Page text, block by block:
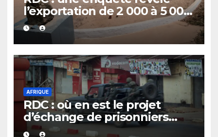
l’exportation de 2 000 à 5 000
tonnes d’uranium vers la
Chine avec le cobalt en 20
ans
AFRIQUE
RDC : où en est le projet
d’échange de prisonniers
entre Kinshasa et l’AFC/M23 ?